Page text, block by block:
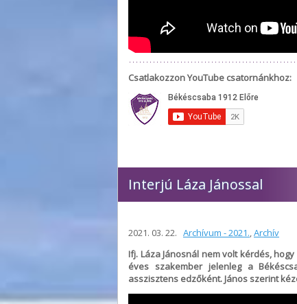
Csatlakozzon YouTube csatornánkhoz:
Interjú Láza Jánossal
2021. 03. 22. Archívum - 2021.,Archív
Ifj. Láza Jánosnál nem volt kérdés,
éves szakember jelenleg a
asszisztens edzőként. János szerint